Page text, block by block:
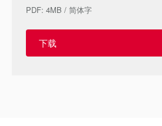
PDF: 4MB / 简体字
下载